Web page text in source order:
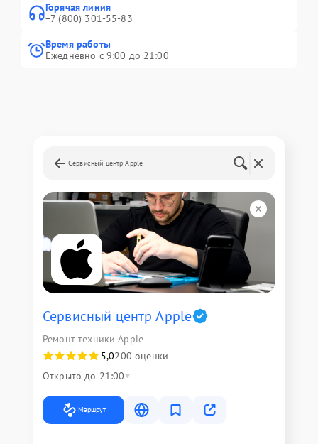
Горячая линия
+7 (800) 301-55-83
Время работы
Ежедневно с 9:00 до 21:00
Сервисный центр Apple
Сервисный центр Apple
Ремонт техники Apple
5,0200 оценки
Открыто до 21:00
Маршрут